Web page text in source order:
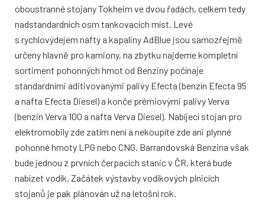
oboustranné stojany Tokheim ve dvou řadách, celkem tedy
nadstandardních osm tankovacích míst. Levé
s rychlovýdejem nafty a kapaliny AdBlue jsou samozřejmě
určeny hlavně pro kamiony, na zbytku najdeme kompletní
sortiment pohonných hmot od Benziny počínaje
standardními aditivovanými palivy Efecta (benzín Efecta 95
a nafta Efecta Diesel) a konče prémiovými palivy Verva
(benzin Verva 100 a nafta Verva Diesel). Nabíjecí stojan pro
elektromobily zde zatím není a nekoupíte zde ani plynné
pohonné hmoty LPG nebo CNG. Barrandovská Benzina však
bude jednou z prvních čerpacích stanic v ČR, která bude
nabízet vodík. Začátek výstavby vodíkových plnicích
stojanů je pak plánován už na letošní rok.